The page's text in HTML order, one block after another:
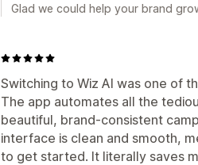
Glad we could help your brand
Switching to Wiz AI was one of
The app automates all the
beautiful, brand-consistent
interface is clean and smooth,
to get started. It literally saves